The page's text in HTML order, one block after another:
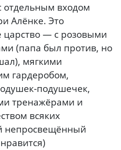
отдельным входом
Алёнке. Это
царство — с розовыми
(папа был против, но
мягкими
гардеробом,
подушечек,
тренажёрами и
всяких
непросвещённый